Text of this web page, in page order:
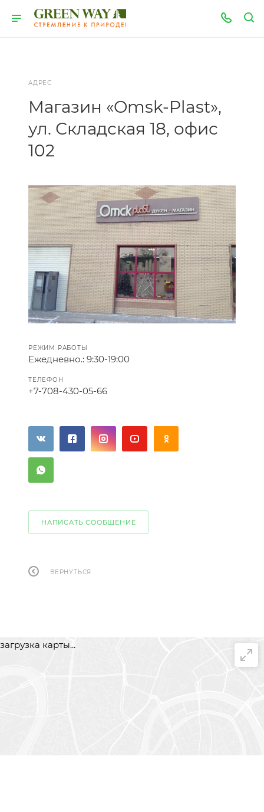
АДРЕС
Магазин «Omsk-Plast»,
ул. Складская 18, офис
102
РЕЖИМ РАБОТЫ
Ежедневно.: 9:30-19:00
ТЕЛЕФОН
+7-708-430-05-66
НАПИСАТЬ СООБЩЕНИЕ
ВЕРНУТЬСЯ
загрузка карты...